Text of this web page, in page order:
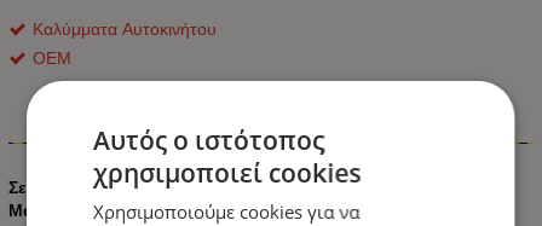
Καλύμματα Αυτοκινήτου
ΟΕΜ
Πληροφορίες
Σετ Καλύμματα Αυτοκινήτου ECO Δέρμα Εμπρός και Πίσω
Μαύρο με Κόκκινη Ρίγα
Αυτός ο ιστότοπος
χρησιμοποιεί cookies
Χρησιμοποιούμε cookies για να